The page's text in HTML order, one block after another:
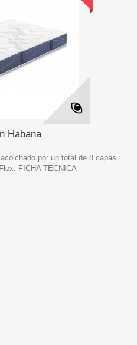
Habana
por un total de 8 capas
FICHA TECNICA